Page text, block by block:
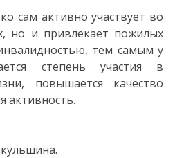
сам активно участвует во
но и привлекает пожилых
тем самым у
степень участия в
повышается качество
активность.